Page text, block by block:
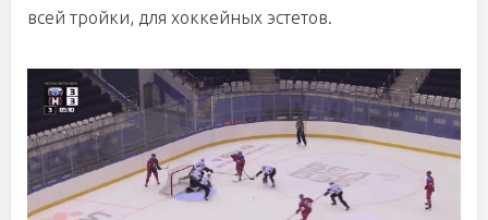
всей тройки, для хоккейных эстетов.